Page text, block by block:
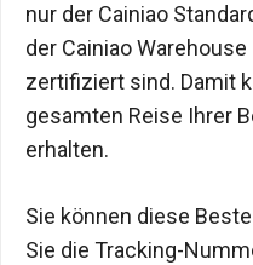
nur der Cainiao
der Cainiao
zertifiziert sind. Damit
gesamten Reise Ihrer
erhalten.
Sie können diese
Sie die Tracking-